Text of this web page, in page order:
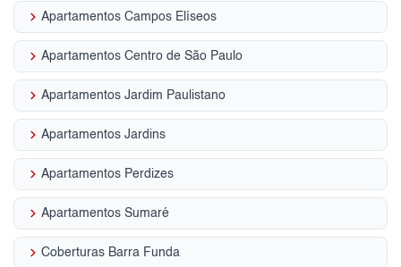
keyboard_arrow_right Apartamentos Campos Elíseos
keyboard_arrow_right Apartamentos Centro de São Paulo
keyboard_arrow_right Apartamentos Jardim Paulistano
keyboard_arrow_right Apartamentos Jardins
keyboard_arrow_right Apartamentos Perdizes
keyboard_arrow_right Apartamentos Sumaré
keyboard_arrow_right Coberturas Barra Funda